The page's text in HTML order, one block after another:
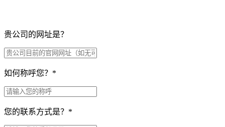
贵公司的网址是？
如何称呼您？ *
您的联系方式是？ *